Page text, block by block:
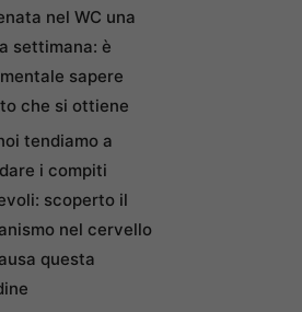
nel WC una
settimana: è
sapere
che si ottiene
tendiamo a
i compiti
scoperto il
nel cervello
questa